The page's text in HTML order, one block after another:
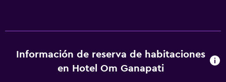
Información de reserva de habitaciones
en Hotel Om Ganapati